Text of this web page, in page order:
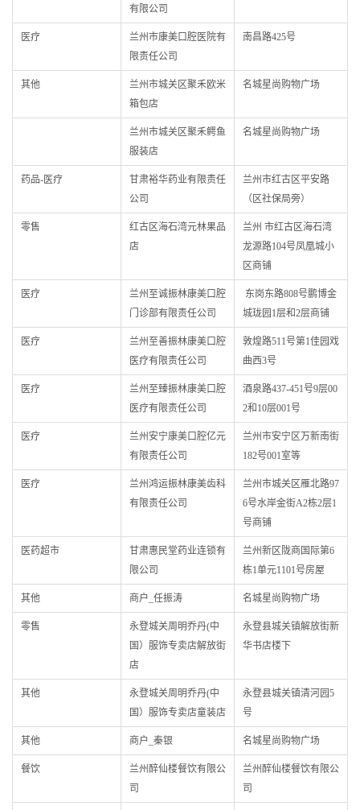
有限公司
医疗
兰州市康美口腔医院有
限责任公司
南昌路425号
其他
兰州市城关区聚禾欧米
箱包店
名城星尚购物广场
兰州市城关区聚禾鳄鱼
服装店
名城星尚购物广场
药品-医疗
甘肃裕华药业有限责任
公司
兰州市红古区平安路
（区社保局旁）
零售
红古区海石湾元林果品
店
兰州 市红古区海石湾
龙源路104号凤凰城小
区商铺
医疗
兰州至诚振林康美口腔
门诊部有限责任公司
东岗东路808号鹏博金
城珑园1层和2层商铺
医疗
兰州至善振林康美口腔
医疗有限责任公司
敦煌路511号第1佳园戏
曲西3号
医疗
兰州至臻振林康美口腔
医疗有限责任公司
酒泉路437-451号9层00
2和10层001号
医疗
兰州安宁康美口腔亿元
有限责任公司
兰州市安宁区万新南街
182号001室等
医疗
兰州鸿运振林康美齿科
有限责任公司
兰州市城关区雁北路97
6号水岸金街A2栋2层1
号商铺
医药超市
甘肃惠民堂药业连锁有
限公司
兰州新区陇商国际第6
栋1单元1101号房屋
其他 商户_任振涛 名城星尚购物广场
零售
永登城关周明乔丹(中
国）服饰专卖店解放街
店
永登县城关镇解放街新
华书店楼下
其他
永登城关周明乔丹(中
国）服饰专卖店童装店
永登县城关镇清河园5
号
其他 商户_秦银 名城星尚购物广场
餐饮
兰州醉仙楼餐饮有限公
司
兰州醉仙楼餐饮有限公
司